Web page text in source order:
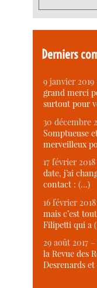
Derniers
9 janvier
grand merci
surtout pour
30 décembre
Somptueuse
merveilleux
17 février
date, j’ai
contact : (…)
16 février
mais c’est
Filipetti qui a
29 août 2017
la Revue des
Desrenards